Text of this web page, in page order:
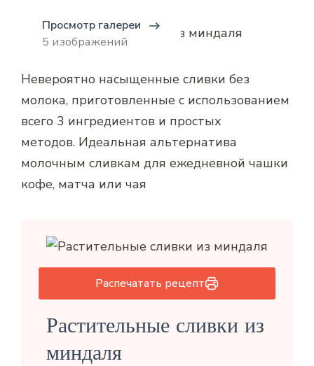
Просмотр галереи
5 изображений
Невероятно насыщенные сливки без
молока, приготовленные с использованием
всего 3 ингредиентов и простых
методов. Идеальная альтернатива
молочным сливкам для ежедневной чашки
кофе, матча или чая
Распечатать рецепт
Растительные сливки из
миндаля